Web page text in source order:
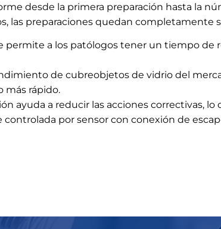
desde la primera preparación hasta la
las preparaciones quedan completamente
a los patólogos tener un tiempo de
de cubreobjetos de vidrio del
más rápido.
ayuda a reducir las acciones correctivas,
por sensor con conexión de